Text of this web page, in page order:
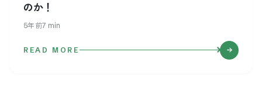
のか！
5年前7 min
READ MORE